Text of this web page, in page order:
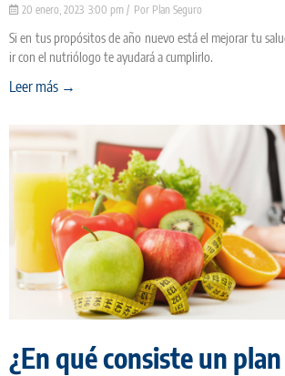
Plan Seguro
20 enero, 2023 3:00 pm
Si en tus propósitos de año nuevo está el mejorar tu
ir con el nutriólogo te ayudará a cumplirlo.
Leer más →
¿En qué consiste un